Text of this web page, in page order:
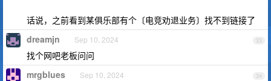
话说，之前看到某俱乐部有个〔电竞劝退业务〕找不到链接了
33
dreamjn Sep 10, 2024
找个网吧老板问问
34
mrgblues Sep 10, 2024